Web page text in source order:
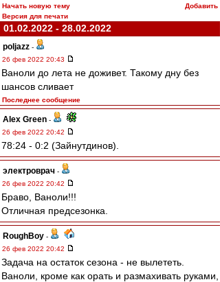
Начать новую тему
Добавить
Версия для печати
01.02.2022 - 28.02.2022
poljazz -
26 фев 2022 20:43
Ваноли до лета не доживет. Такому дну без
шансов сливает
Последнее сообщение
Alex Green -
26 фев 2022 20:42
78:24 - 0:2 (Зайнутдинов).
электроврач -
26 фев 2022 20:42
Браво, Ваноли!!!
Отличная предсезонка.
RoughBoy -
26 фев 2022 20:42
Задача на остаток сезона - не вылететь.
Ваноли, кроме как орать и размахивать руками,